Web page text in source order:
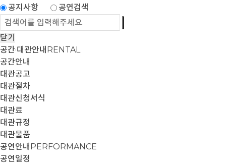
공지사항
공연검색
닫기
공간·대관안내 RENTAL
공간안내
대관공고
대관절차
대관신청서식
대관료
대관규정
대관물품
공연안내 PERFORMANCE
공연일정